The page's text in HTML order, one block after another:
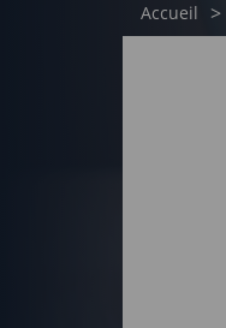
Accueil